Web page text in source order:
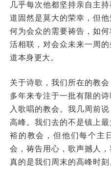
几乎每次他都坚持亲自主
道固然是莫大的荣幸，但
何为会众的需要祷告，如
活相联，对会众未来一周
道本身更大。
关于诗歌，我们所在的教
多年来专注于一批有限的
入歌唱的教会。我几周前
高峰。我们去的不是镇上
裕的教会，但他们每个主
会，祷告用心，歌声撼人
真的是我们周末的高峰时